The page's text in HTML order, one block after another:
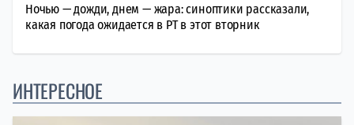
Ночью — дожди, днем — жара: синоптики рассказали,
какая погода ожидается в РТ в этот вторник
ИНТЕРЕСНОЕ